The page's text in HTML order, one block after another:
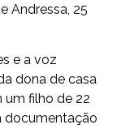
Andressa, 25
e a voz
dona de casa
um filho de 22
documentação